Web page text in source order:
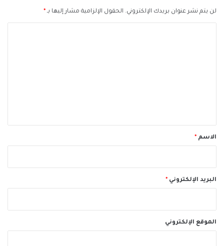
لن يتم نشر عنوان بريدك الإلكتروني. الحقول الإلزامية مشار إليها بـ *
*الاسم *
البريد الإلكتروني *
الموقع الإلكتروني